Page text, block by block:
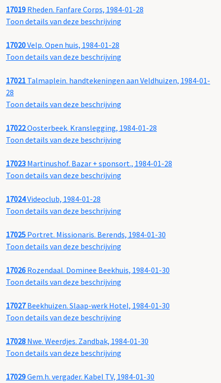
17019 Rheden. Fanfare Corps, 1984-01-28
Toon details van deze beschrijving
17020Velp. Open huis, 1984-01-28
Toon details van deze beschrijving
17021 Talmaplein. handtekeningen aan Veldhuizen, 1984-01-
28
Toon details van deze beschrijving
17022Oosterbeek. Kranslegging, 1984-01-28
Toon details van deze beschrijving
17023 Martinushof. Bazar + sponsort., 1984-01-28
Toon details van deze beschrijving
17024Videoclub, 1984-01-28
Toon details van deze beschrijving
17025 Portret. Missionaris. Berends, 1984-01-30
Toon details van deze beschrijving
17026 Rozendaal. Dominee Beekhuis, 1984-01-30
Toon details van deze beschrijving
17027Beekhuizen. Slaap-werk Hotel, 1984-01-30
Toon details van deze beschrijving
17028 Nwe. Weerdjes. Zandbak, 1984-01-30
Toon details van deze beschrijving
17029Gem.h. vergader. Kabel TV, 1984-01-30